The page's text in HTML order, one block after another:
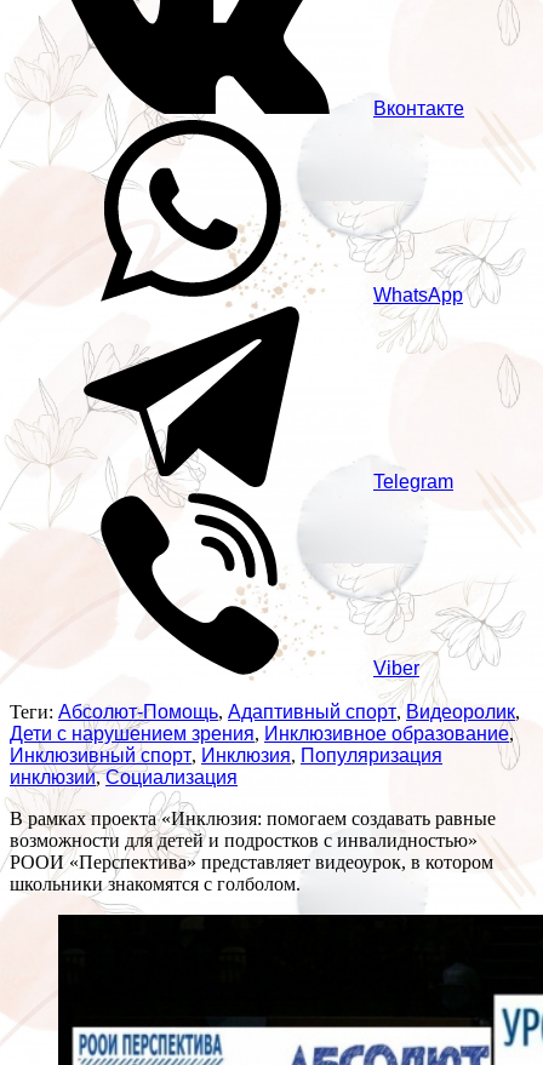
Вконтакте
WhatsApp
Telegram
Viber
Теги: Абсолют-Помощь, Адаптивный спорт,Видеоролик,
Дети с нарушением зрения, Инклюзивное образование,
Инклюзивный спорт, Инклюзия, Популяризация
инклюзии,Социализация
В рамках проекта «Инклюзия: помогаем создавать равные
возможности для детей и подростков с инвалидностью»
РООИ «Перспектива» представляет видеоурок, в котором
школьники знакомятся с голболом.